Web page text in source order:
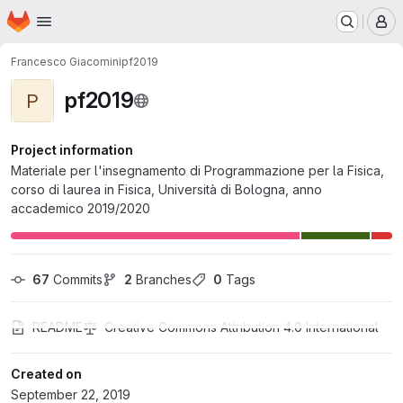
Skip to main content
Homepage
Francesco Giacominipf2019
P pf2019
Project information
Materiale per l'insegnamento di Programmazione per la Fisica,
corso di laurea in Fisica, Università di Bologna, anno
accademico 2019/2020
67 Commits 2 Branches 0 Tags
README Creative Commons Attribution 4.0 International
Created on
September 22, 2019